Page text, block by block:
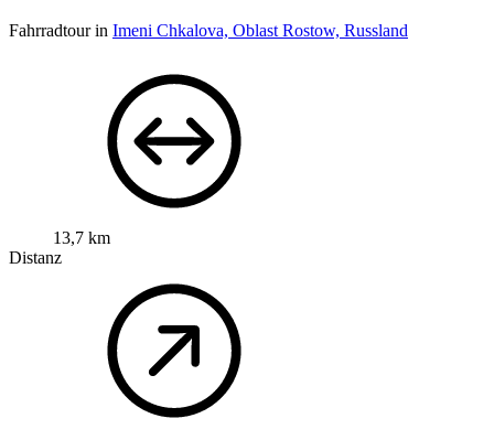
Fahrradtour in Imeni Chkalova, Oblast Rostow, Russland
13,7 km
Distanz